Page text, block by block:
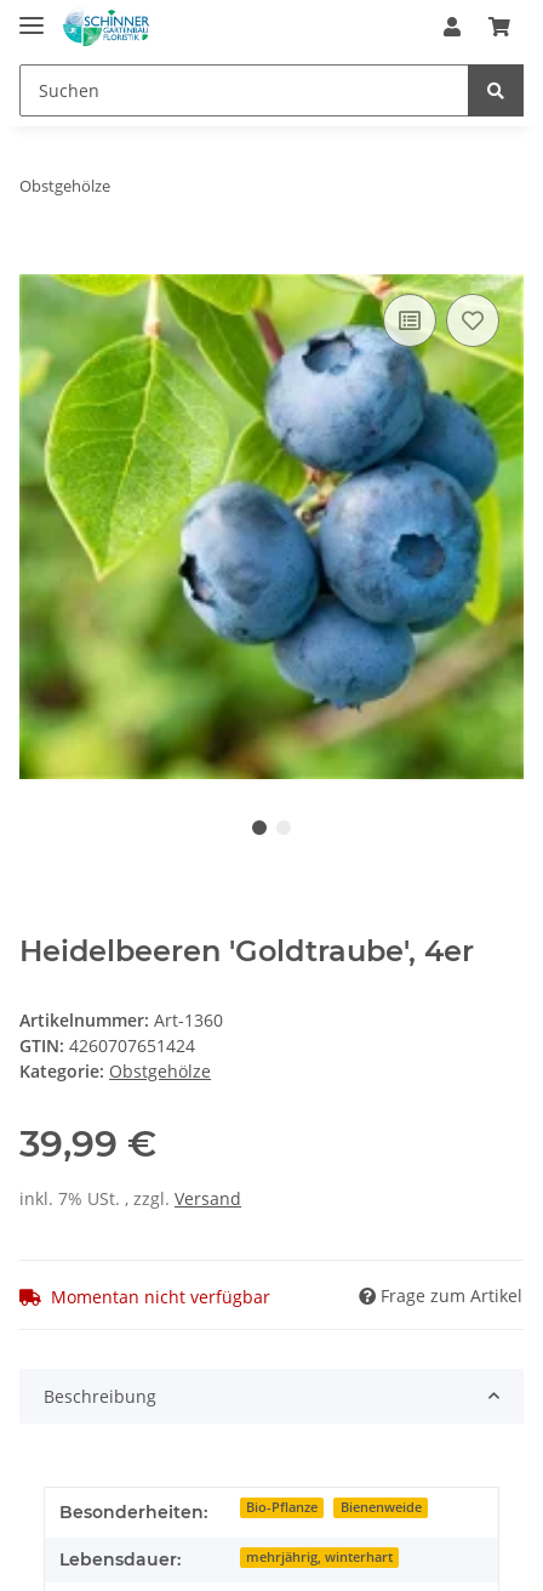
Obstgehölze
Heidelbeeren 'Goldtraube', 4er
Artikelnummer: Art-1360
GTIN: 4260707651424
Kategorie: Obstgehölze
39,99 €
inkl. 7% USt. , zzgl. Versand
Momentan nicht verfügbar Frage zum Artikel
Beschreibung
Besonderheiten: Bio-Pflanze Bienenweide
Lebensdauer: mehrjährig, winterhart